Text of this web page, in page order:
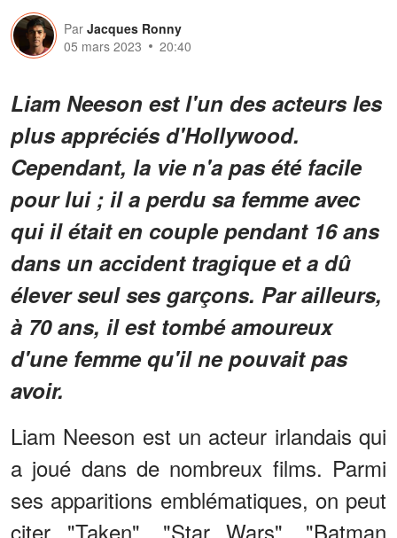
Par Jacques Ronny
05 mars 2023
20:40
Liam Neeson est l'un des acteurs les
plus appréciés d'Hollywood.
Cependant, la vie n'a pas été facile
pour lui ; il a perdu sa femme avec
qui il était en couple pendant 16 ans
dans un accident tragique et a dû
élever seul ses garçons. Par ailleurs,
à 70 ans, il est tombé amoureux
d'une femme qu'il ne pouvait pas
avoir.
Liam Neeson est un acteur irlandais qui
a joué dans de nombreux films. Parmi
ses apparitions emblématiques, on peut
citer "Taken", "Star Wars", "Batman